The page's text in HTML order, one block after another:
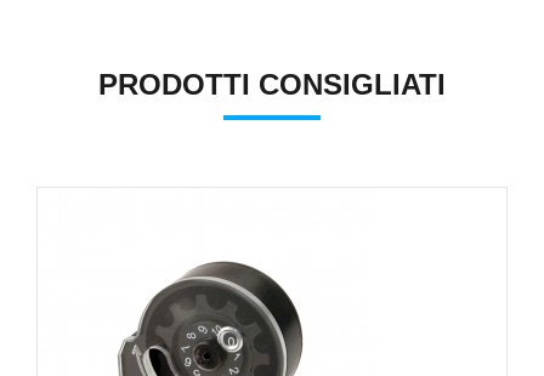
PRODOTTI CONSIGLIATI